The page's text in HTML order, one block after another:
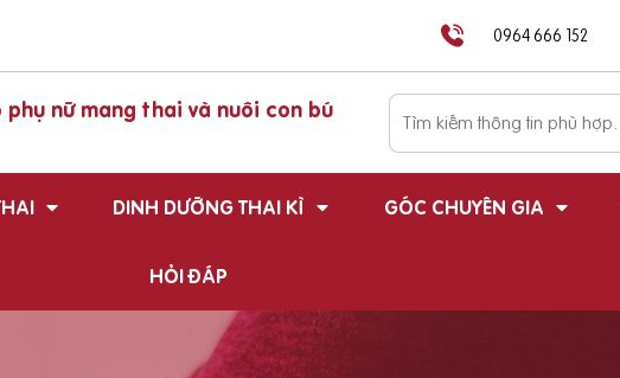
0964 666 152
phụ nữ mang thai và nuôi con bú
DINH DƯỠNG THAI KÌ GÓC CHUYÊN GIA
HỎI ĐÁP